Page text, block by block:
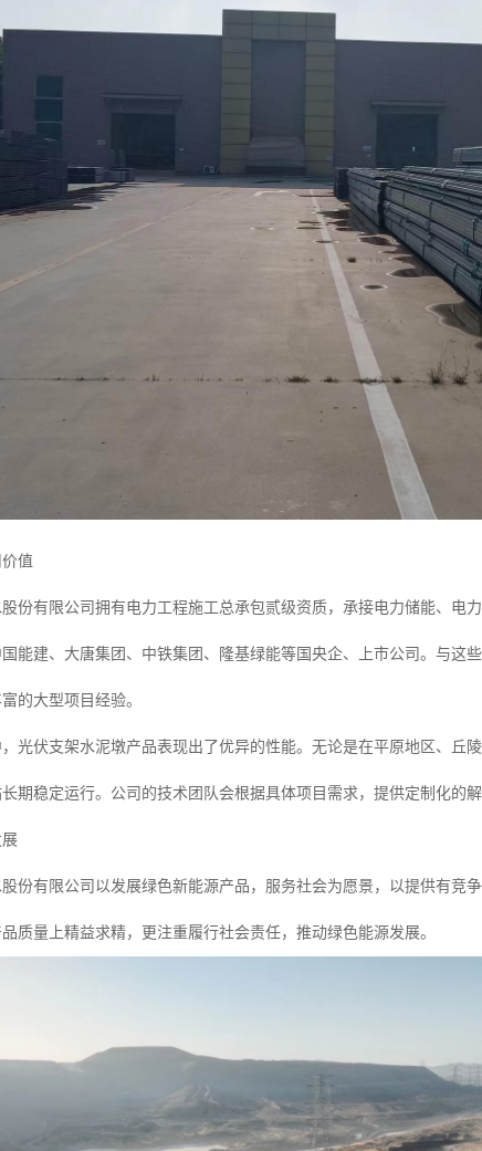
值
份有限公司拥有电力工程施工总承包贰级资质，承接电力储能、电
能建、大唐集团、中铁集团、隆基绿能等国央企、上市公司。与这
的大型项目经验。
光伏支架水泥墩产品表现出了优异的性能。无论是在平原地区、丘
期稳定运行。公司的技术团队会根据具体项目需求，提供定制化的
份有限公司以发展绿色新能源产品，服务社会为愿景，以提供有竞
质量上精益求精，更注重履行社会责任，推动绿色能源发展。